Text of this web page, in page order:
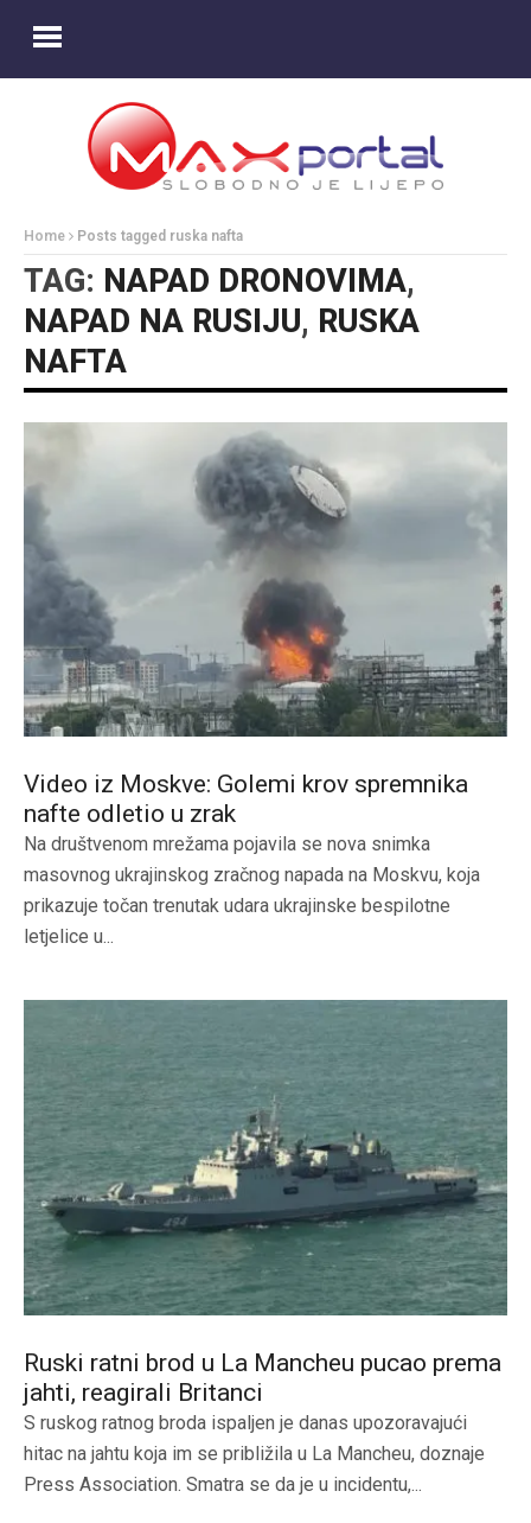
Home Posts tagged ruska nafta
TAG: NAPAD DRONOVIMA,
NAPAD NA RUSIJU, RUSKA
NAFTA
Video iz Moskve: Golemi krov spremnika
nafte odletio u zrak
Na društvenom mrežama pojavila se nova snimka
masovnog ukrajinskog zračnog napada na Moskvu, koja
prikazuje točan trenutak udara ukrajinske bespilotne
letjelice u...
Ruski ratni brod u La Mancheu pucao prema
jahti, reagirali Britanci
S ruskog ratnog broda ispaljen je danas upozoravajući
hitac na jahtu koja im se približila u La Mancheu, doznaje
Press Association. Smatra se da je u incidentu,...